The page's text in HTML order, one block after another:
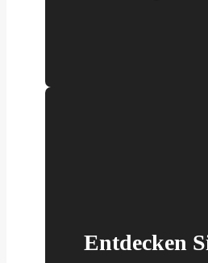
Entdecken